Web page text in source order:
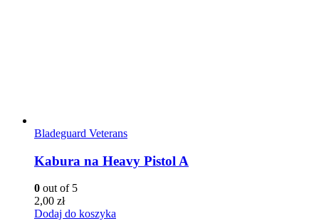
Bladeguard Veterans
Kabura na Heavy Pistol A
0 out of 5
2,00 zł
Dodaj do koszyka